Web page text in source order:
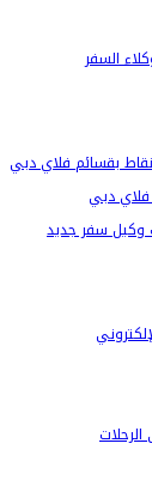
السفر
بقسائم فلاي دبي
دبي
الرحلات